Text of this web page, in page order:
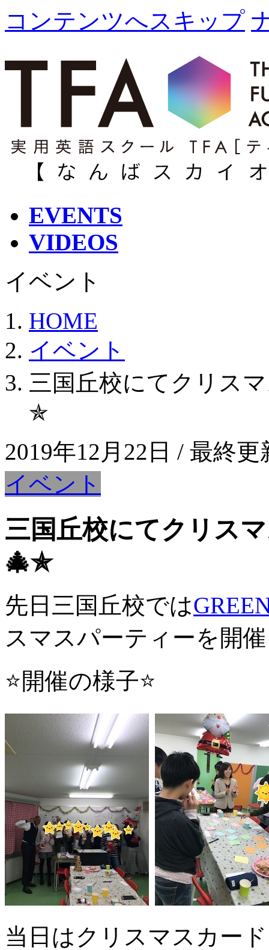
コンテンツへスキップ
EVENTS
VIDEOS
イベント
HOME
イベント
三国丘校にてクリス
✯
2019年12月22日 / 最終
イベント
三国丘校にてクリス
🎄✯
先日三国丘校では
スマスパーティーを開
⭐開催の様子⭐
当日はクリスマスカー